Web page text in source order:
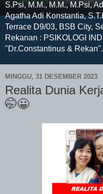
S.Psi, M.M., M.M., M.Psi,
Agatha Adi Konstantia,
Terrace D9/03, BSB City,
Rekanan : PSIKOLOGI
"Dr.Constantinus & Rekan".
MINGGU, 31 DESEMBER 2023
Realita Dunia
🤭😀